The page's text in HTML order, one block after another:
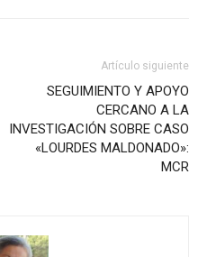
Artículo siguiente
SEGUIMIENTO Y APOYO
CERCANO A LA
INVESTIGACIÓN SOBRE CASO
«LOURDES MALDONADO»:
MCR